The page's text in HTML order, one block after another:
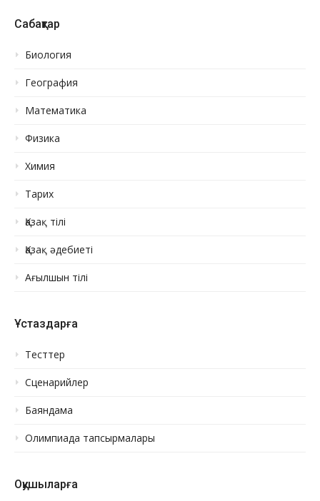
Сабақтар
Биология
География
Математика
Физика
Химия
Тарих
Қазақ тілі
Қазақ әдебиеті
Ағылшын тілі
Ұстаздарға
Тесттер
Сценарийлер
Баяндама
Олимпиада тапсырмалары
Оқушыларға